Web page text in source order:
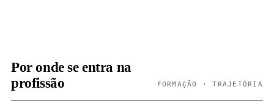
Por onde se entra na
profissão
FORMAÇÃO · TRAJETÓRIA